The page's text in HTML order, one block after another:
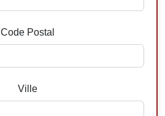
Code Postal
Ville